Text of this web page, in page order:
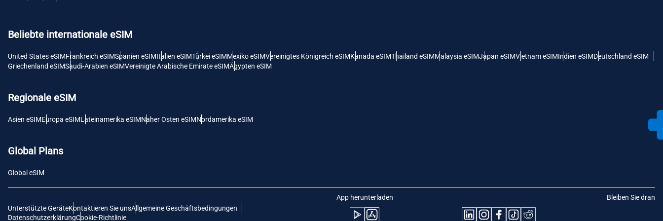
Beliebte internationale eSIM
United States eSIMFrankreich eSIMSpanien eSIMItalien eSIMTürkei eSIMMexiko eSIMVereinigtes Königreich eSIMKanada eSIMThailand eSIMMalaysia eSIMJapan eSIMVietnam eSIMIndien eSIMDeutschland eSIM
Griechenland eSIMSaudi-Arabien eSIMVereinigte Arabische Emirate eSIMÄgypten eSIM
Regionale eSIM
Asien eSIMEuropa eSIMLateinamerika eSIMNaher Osten eSIMNordamerika eSIM
Global Plans
Global eSIM
Unterstützte GeräteKontaktieren Sie unsAllgemeine Geschäftsbedingungen
DatenschutzerklärungCookie-Richtlinie
App herunterladen Bleiben Sie dran
Deutsch
Polski Português
THB - Thailändischer Baht